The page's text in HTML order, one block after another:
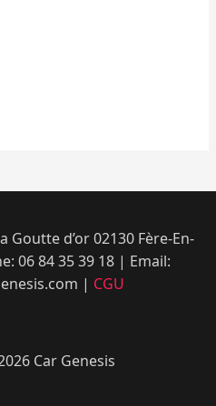
Goutte d’or 02130 Fère-En-
06 84 35 39 18​ | Email:
| CGU
Car Genesis